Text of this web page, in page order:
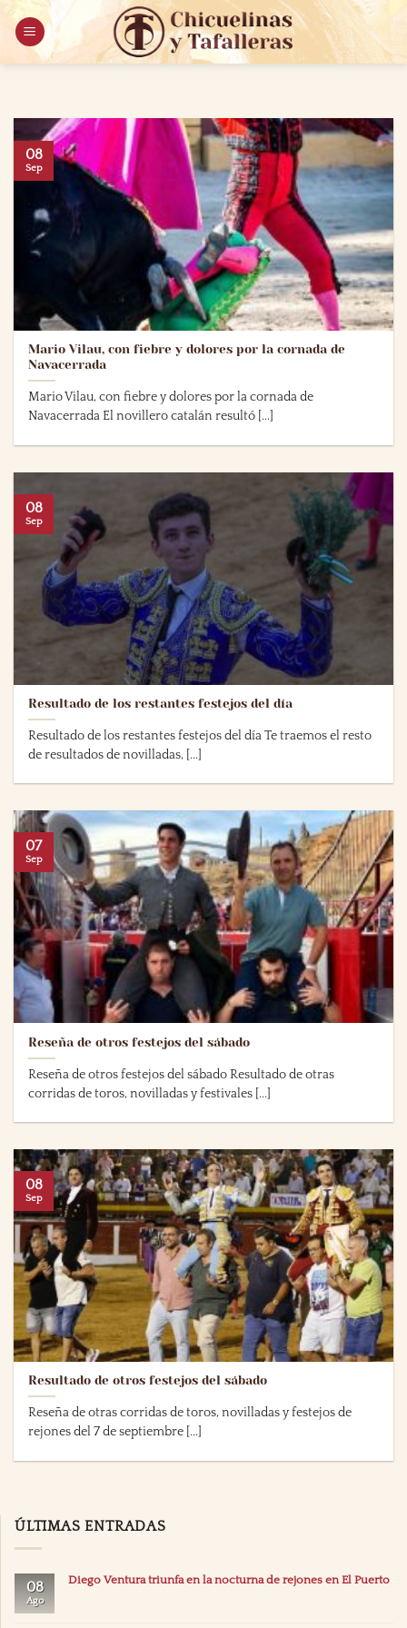
Saltar
contenido
Mario Vilau, con fiebre y dolores por la cornada de
Navacerrada
Mario Vilau, con fiebre y dolores por la cornada de
Navacerrada El novillero catalán resultó [...]
08
Sep
Resultado de los restantes festejos del día
Resultado de los restantes festejos del día Te traemos el resto
de resultados de novilladas, [...]
08
Sep
Reseña de otros festejos del sábado
Reseña de otros festejos del sábado Resultado de otras
corridas de toros, novilladas y festivales [...]
07
Sep
Resultado de otros festejos del sábado
Reseña de otras corridas de toros, novilladas y festejos de
rejones del 7 de septiembre [...]
08
Sep
ÚLTIMAS ENTRADAS
08
Ago
Diego Ventura triunfa en la nocturna de rejones en El Puerto